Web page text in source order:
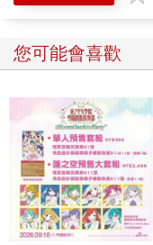
您可能會喜歡